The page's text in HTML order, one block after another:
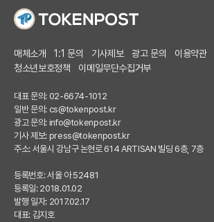
매체소개 1:1 문의 기사제보 광고 문의 이용약관
청소년보호정책
이메일무단수집거부
대표 문의: 02-6674-1012
일반 문의: cs@tokenpost.kr
광고 문의: info@tokenpost.kr
기사 제보: press@tokenpost.kr
주소: 서울시 강남구 논현로 614 ARTISAN 빌딩 6층, 7층
등록번호: 서울 아 52481
등록일: 2018.01.02
발행 일자: 2017.02.17
대표: 김지호